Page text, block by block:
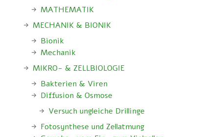
MATHEMATIK
MECHANIK & BIONIK
Bionik
Mechanik
MIKRO- & ZELLBIOLOGIE
Bakterien & Viren
Diffusion & Osmose
Versuch ungleiche Drillinge
Fotosynthese und Zellatmung